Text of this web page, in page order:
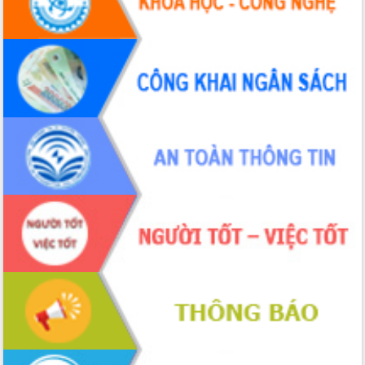
Hội thảo khoa học “Giải pháp thúc đẩy
phát triển nền kinh tế xanh tại tỉnh
Đắk Lắk”
Tăng cường giám sát, đôn đốc thực
hiện nhiệm vụ quản lý tài sản công
hàng tuần
Tháo gỡ những vướng mắc, đẩy mạnh
công tác cải cách thủ tục hành chính
tại Trung tâm Phục vụ hành chính
công tỉnh
Đắk Lắk: Tôn vinh 46 giải pháp tại Hội
thi Sáng tạo Kỹ thuật 2024 - 2025
Đắk Lắk rà soát, điều chỉnh Đề án 190
về phát triển nuôi trồng thủy sản
Phó Chủ tịch UBND tỉnh Đắk Lắk
Trương Công Thái kiểm tra thực địa
Dự án cao tốc Khánh Hòa - Buôn Ma
Thuột
Định vị cà phê Việt Nam như một “di
sản sống” trong dòng chảy toàn cầu